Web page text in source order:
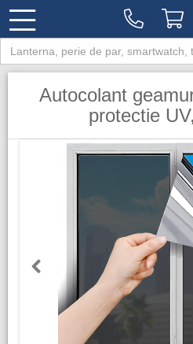
Autocolant
protectie